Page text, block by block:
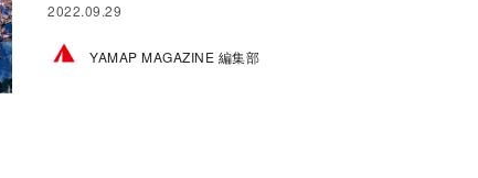
2022.09.29
YAMAP MAGAZINE 編集部